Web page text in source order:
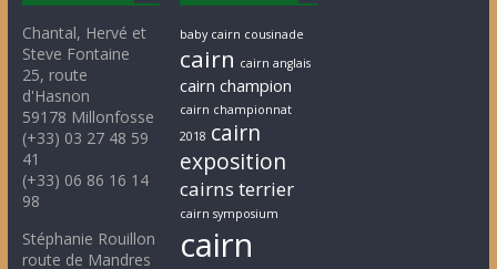
Chantal, Hervé et
Steve Fontaine
25, route
d'Hasnon
59178 Millonfosse
(+33) 03 27 48 59
41
(+33) 06 86 16 14
98
Stéphanie Rouillon
route de Mandres
baby cairn cousinade
cairn cairn anglais
cairn champion
cairn championnat
2018 cairn
exposition
cairns terrier
cairn symposium
cairn